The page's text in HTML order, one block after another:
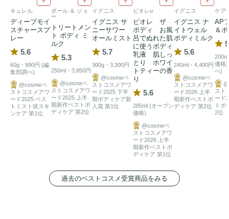
による心地よい涼感が肌に広がります。
ミネラルを含んだうるおいが、エアコンや紫外線の影響で乾
燥しやすい夏の肌を包み込み、すこやかな状態へと整えま
す。
こだわりの アロマが重なり、香りとともに気分まで軽やか
に。
暑さに揺らぎがちな日々に、思わず深呼吸したくなるような
爽やかなハーバルとみずみずしい柑橘の香り。
キュレル
ディープモイ
スチャースプ
レー
5.6
60g・990円 (編
集部調べ)
@cosmeベ
ストコスメアワ
ード2025 ベス
トミスト状スキ
ンケア 第1位
ポール ＆ ジョ
ー
トリートメン
ト ボディ ミ
ルク
5.3
250ml・3,850円
@cosmeベ
ストコスメアワ
ード2025 上半
期新作ベストボ
ディケア 第2位
イグニス
イグニス サ
ニーサワー
オールミスト
5.7
300g・3,300円
@cosmeベ
ストコスメアワ
ード2025 下半
期ボディケア新
人賞 第1位
ビオレu
ビオレ ザ
ボディ お風
呂でぬれた肌
に使うボディ
乳液 肌しっ
とり ホワイ
トティーの香
り
5.6
285ml (オープン
価格)
@cosmeベ
ストコスメアワ
ード2026 上半
期新作ベストボ
ディケア 第1位
イグニス
イグニス ナ
イトウェル
ボディミルク
5.6
240ml・4,400円
@cosmeベ
ストコスメアワ
ード2026 上半
期新作ベストボ
ディケア 第2位
ケア
AP
＆
価格)
べ)
スト
ード
トボ
2位
過去のベストコスメ受賞商品をみる